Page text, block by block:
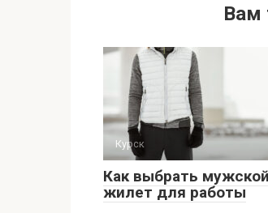
Вам
Курск
Как выбрать
жилет для работы